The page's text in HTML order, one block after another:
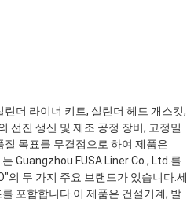
린더 라이너 키트, 실린더 헤드 개스킷,
선진 생산 및 제조 공정 장비, 고정밀
목표를 무결점으로 하여 제품은
Guangzhou FUSA Liner Co., Ltd.를
의 두 가지 주요 브랜드가 있습니다.세
포함합니다.이 제품은 건설기계, 발